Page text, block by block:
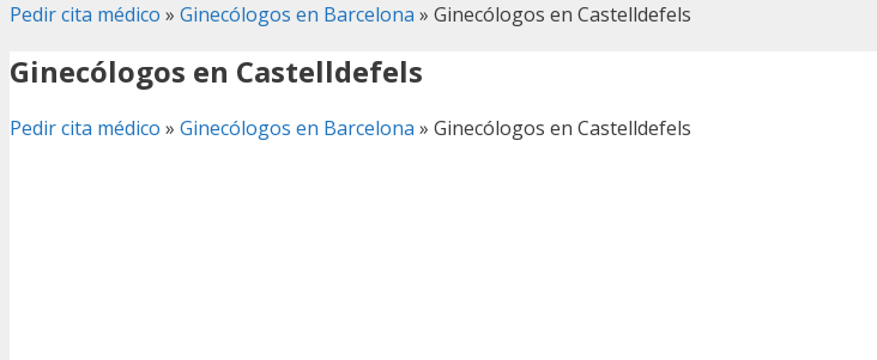
Pedir cita médico » Ginecólogos en Barcelona » Ginecólogos en Castelldefels
Ginecólogos en Castelldefels
Pedir cita médico » Ginecólogos en Barcelona » Ginecólogos en Castelldefels